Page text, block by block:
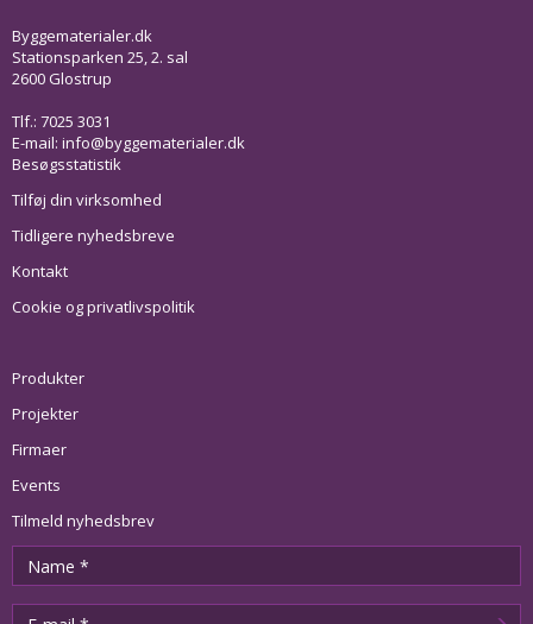
Byggematerialer.dk
Stationsparken 25, 2. sal
2600 Glostrup
Tlf.: 7025 3031
E-mail: info@byggematerialer.dk
Besøgsstatistik
Tilføj din virksomhed
Tidligere nyhedsbreve
Kontakt
Cookie og privatlivspolitik
Produkter
Projekter
Firmaer
Events
Tilmeld nyhedsbrev